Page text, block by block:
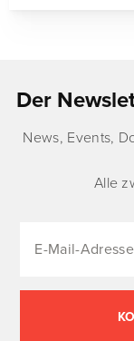
Der
News, Events,
Alle